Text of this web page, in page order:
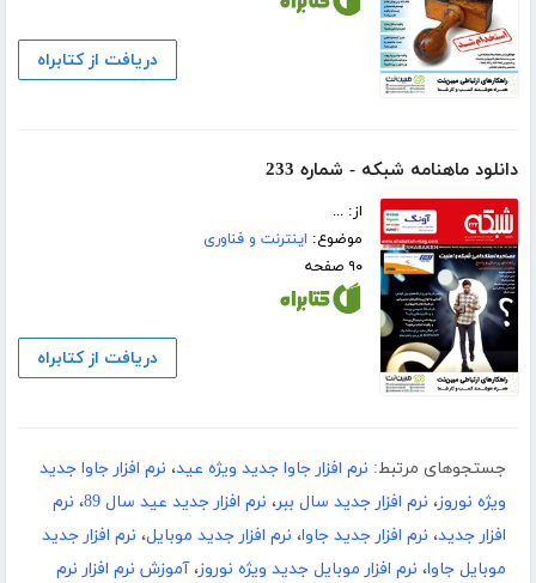
دریافت از کتابراه
دانلود ماهنامه شبکه - شماره 233
از: ...
موضوع: اینترنت و فناوری
۹۰ صفحه
دریافت از کتابراه
جستجوهای مرتبط: نرم افزار جاوا جدید ویژه عید، نرم افزار جاوا جدید
ویژه نوروز، نرم افزار جدید سال ببر، نرم افزار جدید عید سال 89 ، نرم
افزار جدید، نرم افزار جدید جاوا، نرم افزار جدید موبایل، نرم افزار جدید
موبایل جاوا، نرم افزار موبایل جدید ویژه نوروز،آموزش نرم افزار نرم